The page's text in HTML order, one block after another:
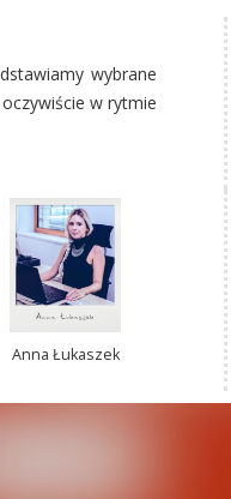
wybrane
w rytmie
Anna Łukaszek